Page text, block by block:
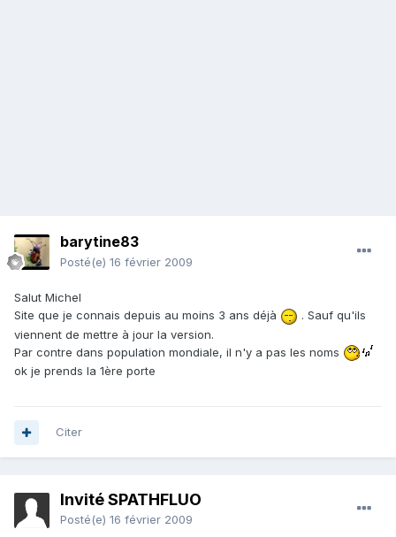
barytine83
Posté(e) 16 février 2009
Salut Michel
Site que je connais depuis au moins 3 ans déjà
. Sauf qu'ils
viennent de mettre à jour la version.
Par contre dans population mondiale, il n'y a pas les noms
ok je prends la 1ère porte
Citer
Invité SPATHFLUO
Posté(e) 16 février 2009